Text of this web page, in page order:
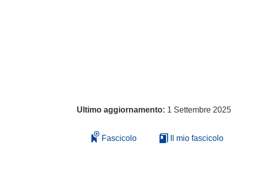
Ultimo aggiornamento: 1 Settembre 2025
Fascicolo Il mio fascicolo